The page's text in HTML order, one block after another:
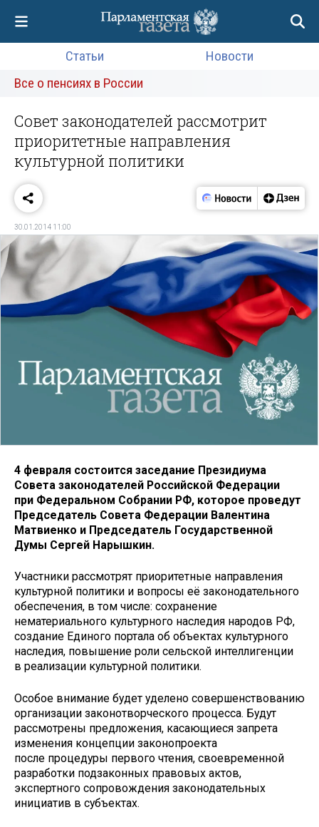
Статьи
Новости
Все о пенсиях в России
Совет законодателей рассмотрит
приоритетные направления
культурной политики
30.01.2014 11:00
4 февраля состоится заседание Президиума
Совета законодателей Российской Федерации
при Федеральном Собрании РФ, которое проведут
Председатель Совета Федерации Валентина
Матвиенко и Председатель Государственной
Думы Сергей Нарышкин.
Участники рассмотрят приоритетные направления
культурной политики и вопросы её законодательного
обеспечения, в том числе: сохранение
нематериального культурного наследия народов РФ,
создание Единого портала об объектах культурного
наследия, повышение роли сельской интеллигенции
в реализации культурной политики.
Особое внимание будет уделено совершенствованию
организации законотворческого процесса. Будут
рассмотрены предложения, касающиеся запрета
изменения концепции законопроекта
после процедуры первого чтения, своевременной
разработки подзаконных правовых актов,
экспертного сопровождения законодательных
инициатив в субъектах.